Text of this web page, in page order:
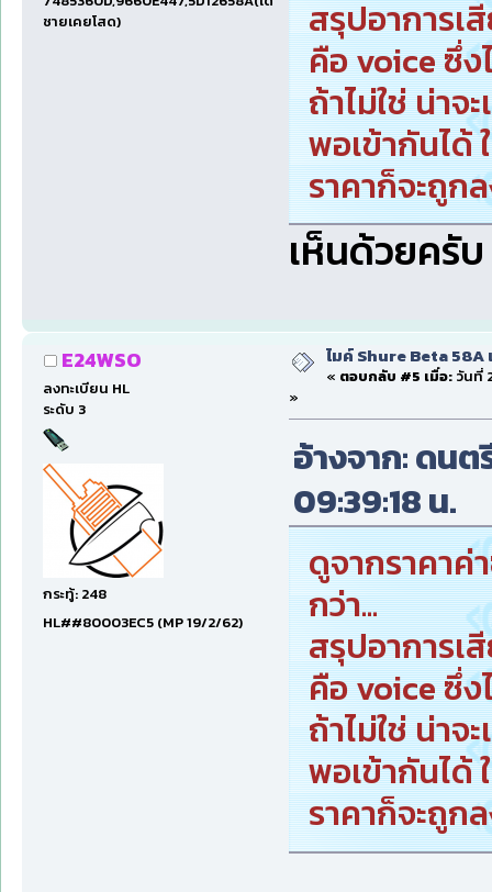
ชายเคยโสด)
สรุปอาการเ
คือ voice ซึ่ง
ถ้าไม่ใช่ น่าจ
พอเข้ากันได้
ราคาก็จะถูก
เห็นด้วยครั
E24WSO
ลงทะเบียน HL
ระดับ 3
กระทู้: 248
HL##80003EC5 (MP 19/2/62)
ไมค์ Shure Beta
« ตอบกลับ #5 เมื่อ:วันที่
»
อ้างจาก: ดนต
09:39:18 น.
ดูจากราคาค่
กว่า...
สรุปอาการเ
คือ voice ซึ่ง
ถ้าไม่ใช่ น่าจ
พอเข้ากันได้
ราคาก็จะถูก